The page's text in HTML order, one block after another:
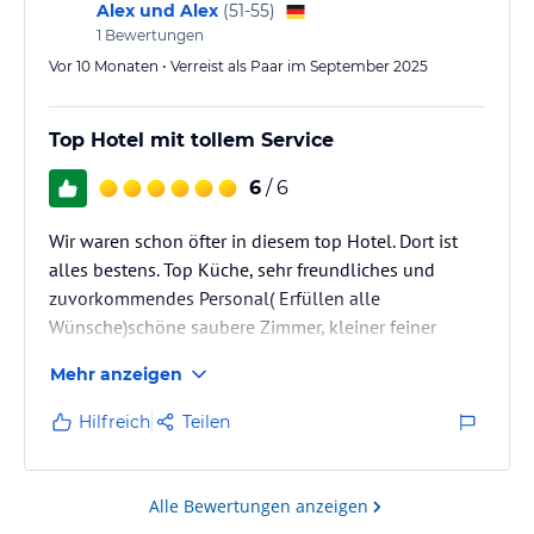
• Gratis Bushaltestelle direkt vor dem Hotel (im Sommer -
Wanderbus; im Winter-Sportbus)
• Eintritt in unseren Spabereich mit 5 verschiedenen Saunen,
• Alkoholfreie Getränke in der Sauna
. Obstkorb in der Sauna
• Flauschiger Bademantel im Zimmer.
• Kinderspielraum vorhanden
• Sommer: Wanderprogramm
Hinweis: Allgemeine und unverbindliche
Hoteliers-/Veranstalter-/Kataloginformationen. Alle Angaben
ohne Gewähr und ohne Prüfung durch HolidayCheck. Bitte
jeweiligen Veranstalters.
Der Wellnessbereich ist sehr gut ausgestattet und wir
konnten die verschiedenen Saunen…
Alex und Alex (51-55)
1 Bewertungen
Vor 10 Monaten • Verreist als Paar im September 2025
Top Hotel mit tollem Service
6 / 6
Wir waren schon öfter in diesem top Hotel. Dort ist
alles bestens. Top Küche, sehr freundliches und
zuvorkommendes Personal( Erfüllen alle
Wünsche)schöne saubere Zimmer, kleiner feiner
Mehr anzeigen
Hilfreich Teilen
Alle Bewertungen anzeigen